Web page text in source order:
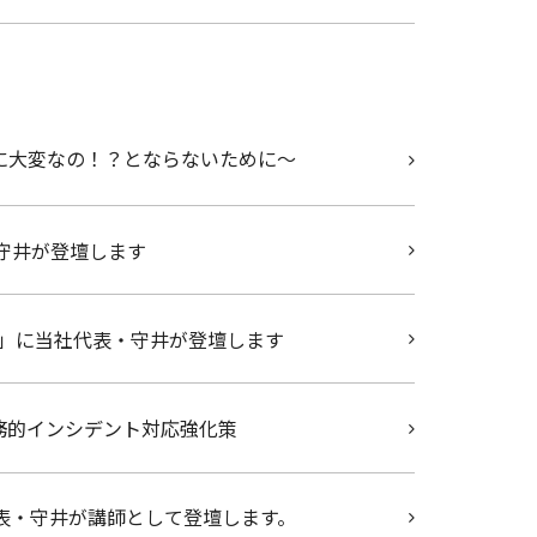
変なの！？とならないために～
井が登壇します
に当社代表・守井が登壇します
インシデント対応強化策
守井が講師として登壇します。